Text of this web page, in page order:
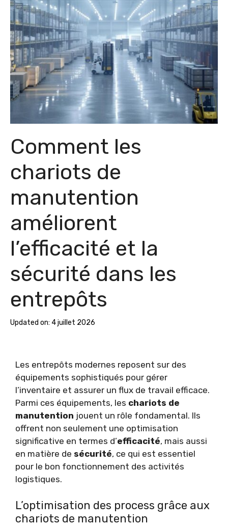
Comment les
chariots de
manutention
améliorent
l’efficacité et la
sécurité dans les
entrepôts
Updated on: 4 juillet 2026
Les entrepôts modernes reposent sur des
équipements sophistiqués pour gérer
l’inventaire et assurer un flux de travail efficace.
Parmi ces équipements, les chariots de
manutention jouent un rôle fondamental. Ils
offrent non seulement une optimisation
significative en termes d’efficacité, mais aussi
en matière de sécurité, ce qui est essentiel
pour le bon fonctionnement des activités
logistiques.
L’optimisation des process grâce aux
chariots de manutention